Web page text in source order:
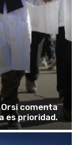
comenta
es prioridad.